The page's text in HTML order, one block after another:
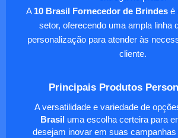
A 10 Brasil Fornecedor de Brindes é
setor, oferecendo uma ampla linha
personalização para atender às
cliente.
Principais Produtos
A versatilidade e variedade de
Brasil uma escolha certeira para
desejam inovar em suas